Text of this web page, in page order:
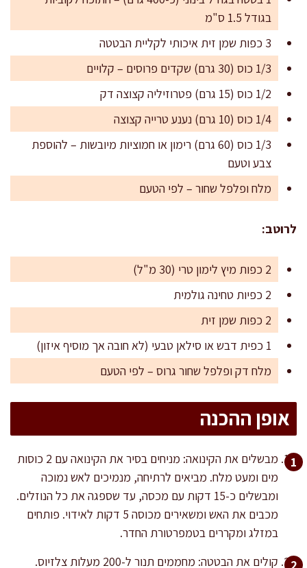
בגודל 1.5 ס"מ
3 כפות שמן זית איכותי לקליית הבטטה
1/3 כוס (30 גרם) שקדים פרוסים – קלויים
1/2 כוס (15 גרם) פטרוזיליה קצוצה דק
1/4 כוס (10 גרם) נענע טרייה קצוצה
1/3 כוס (60 גרם) רימון או חמוציות מיובשות – להוספת
צבע וטעם
מלח ופלפל שחור – לפי הטעם
לרוטב:
2 כפות מיץ לימון טרי (30 מ"ל)
2 כפיות טחינה גולמית
2 כפות שמן זית
1 כפית דבש או סילאן טבעי (לא חובה אך מוסיף איזון)
מלח דק ופלפל שחור גרוס – לפי הטעם
אופן ההכנה
מבשלים את הקינואה: מניחים בסיר את הקינואה עם 2 כוסות
מים ומעט מלח. מביאים לרתיחה, מנמיכים לאש נמוכה
ומבשלים כ-15 דקות עם מכסה, עד שספגה את כל הנוזלים.
מכבים את האש ומשאירים מכוסה 5 דקות לאידוי. פותחים
במזלג ומקררים בטמפרטורת החדר.
קולים את הבטטה: מחממים תנור ל-200 מעלות צלזיוס.